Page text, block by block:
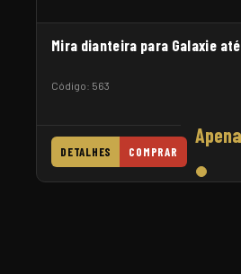
Mira dianteira para Galaxie até
Código: 563
DETALHES COMPRAR